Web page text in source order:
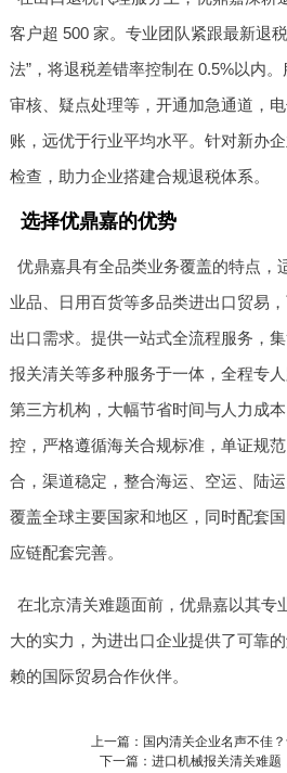
客户超 500 家。专业团队紧跟最新退
法”，将退税差错率控制在 0.5%以内
审核、疑点处理等，开通加急通道，
账，远优于行业平均水平。针对新办
检查，助力企业搭建合规退税体系。
选择优鼎嘉的优势
优鼎嘉具有全品类业务覆盖的特点，
业品、日用百货等多品类进出口贸易
出口需求。提供一站式全流程服务，
报关清关等多种服务于一体，全程专
第三方机构，大幅节省时间与人力成
控，严格遵循海关合规标准，单证规
合，渠道稳定，整合海运、空运、陆
覆盖全球主要国家和地区，同时配套
应链配套完善。
在北京清关难题面前，优鼎嘉以其专
大的实力，为进出口企业提供了可靠
赖的国际贸易合作伙伴。
上一篇：国内清关企业名声不佳
下一篇：进口机械报关清关难题